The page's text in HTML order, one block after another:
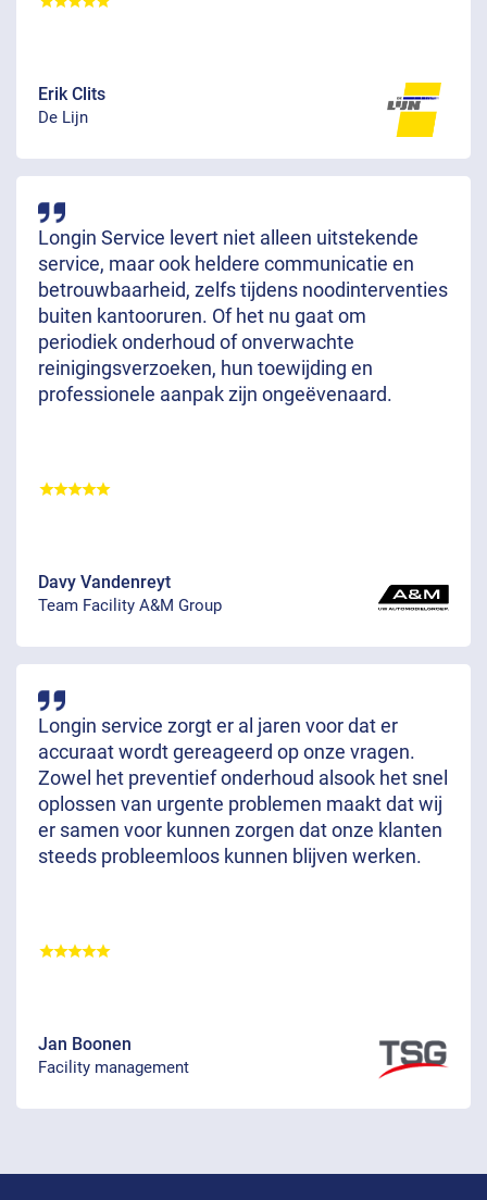
Erik Clits
De Lijn
Longin Service levert niet alleen uitstekende
service, maar ook heldere communicatie en
betrouwbaarheid, zelfs tijdens noodinterventies
buiten kantooruren. Of het nu gaat om
periodiek onderhoud of onverwachte
reinigingsverzoeken, hun toewijding en
professionele aanpak zijn ongeëvenaard.
Davy Vandenreyt
Team Facility A&M Group
Longin service zorgt er al jaren voor dat er
accuraat wordt gereageerd op onze vragen.
Zowel het preventief onderhoud alsook het snel
oplossen van urgente problemen maakt dat wij
er samen voor kunnen zorgen dat onze klanten
steeds probleemloos kunnen blijven werken.
Jan Boonen
Facility management